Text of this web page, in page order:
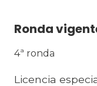
Ronda
4ª ronda
Licencia